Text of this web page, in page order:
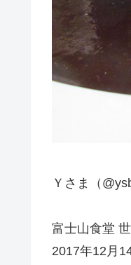
Ｙさま（
富士山食堂
2017年12月